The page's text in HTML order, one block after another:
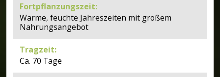
Fortpflanzungszeit:
Warme, feuchte Jahreszeiten mit großem
Nahrungsangebot
Tragzeit:
Ca. 70 Tage